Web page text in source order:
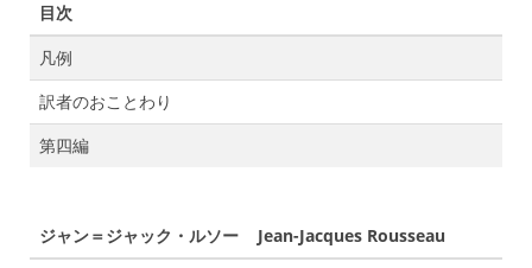
目次
凡例
訳者のおことわり
第四編
ジャン＝ジャック・ルソー Jean-Jacques Rousseau